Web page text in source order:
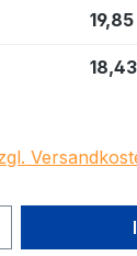
Gib